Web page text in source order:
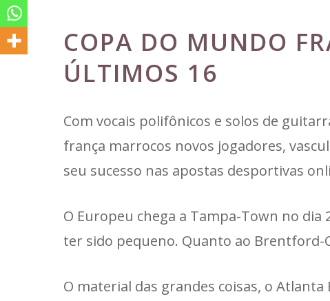
COPA DO MUNDO
ÚLTIMOS 16
Com vocais polifônicos e solos de
frança marrocos novos jogadores,
seu sucesso nas apostas desportivas
O Europeu chega a Tampa-Town no
ter sido pequeno. Quanto ao Brentford-
O material das grandes coisas, o